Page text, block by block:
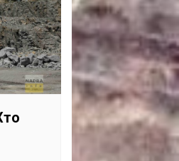
НАДРА